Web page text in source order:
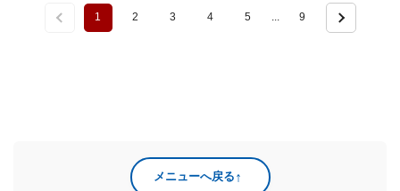
1 2 3 4 5 ... 9
メニューへ戻る ↑